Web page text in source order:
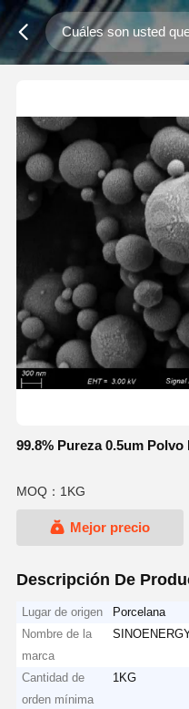
99.8% Pureza 0.5um
MOQ：1KG
Mejor precio
Descripción De
Lugar de origen
Porcelana
Nombre de la
marca
Cantidad de
orden mínima
1KG